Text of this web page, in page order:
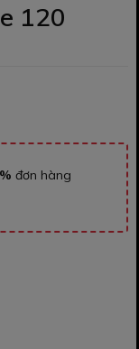
120
đơn hàng